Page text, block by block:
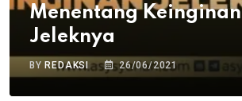
Menentang Keinginan
Jeleknya
BYREDAKSI 26/06/2021